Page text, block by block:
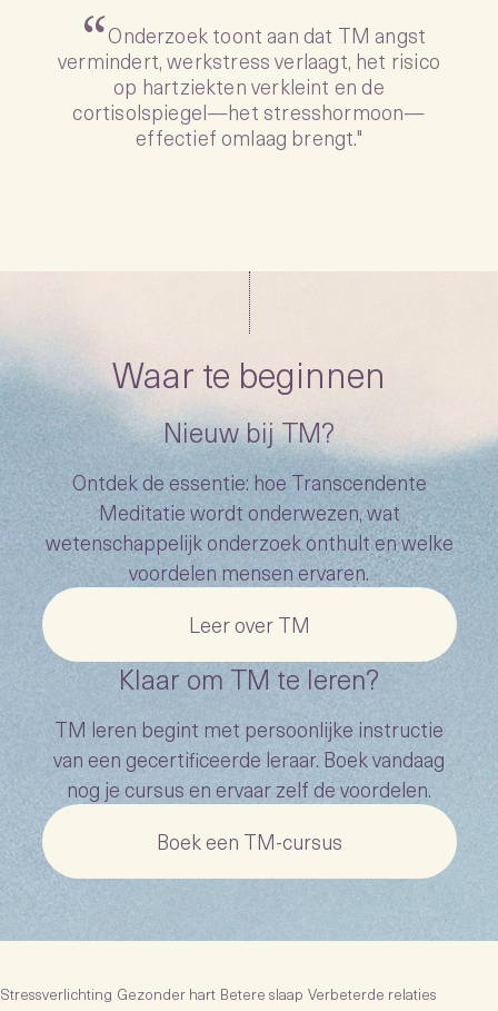
“Onderzoek toont aan dat TM angst
vermindert, werkstress verlaagt, het risico
op hartziekten verkleint en de
cortisolspiegel—het stresshormoon—
effectief omlaag brengt."
Waar te beginnen
Klaar om TM te leren?
TM leren begint met persoonlijke instructie
van een gecertificeerde leraar. Boek vandaag
nog je cursus en ervaar zelf de voordelen.
Boek een TM-cursus
Nieuw bij TM?
Ontdek de essentie: hoe Transcendente
Meditatie wordt onderwezen, wat
wetenschappelijk onderzoek onthult en welke
voordelen mensen ervaren.
Leer over TM
Stressverlichting Gezonder hart Betere slaap Verbeterde relaties